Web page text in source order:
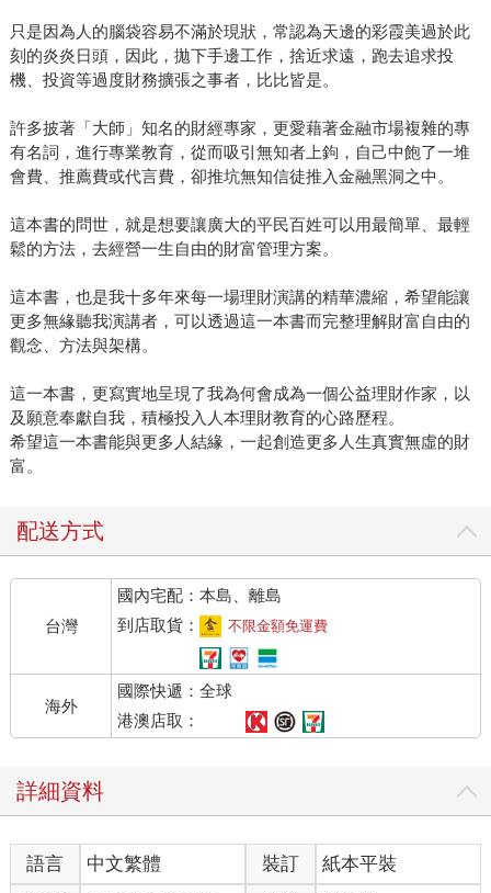
只是因為人的腦袋容易不滿於現狀，常認為天邊的彩霞美過於此
刻的炎炎日頭，因此，拋下手邊工作，捨近求遠，跑去追求投
機、投資等過度財務擴張之事者，比比皆是。
許多披著「大師」知名的財經專家，更愛藉著金融市場複雜的專
有名詞，進行專業教育，從而吸引無知者上鉤，自己中飽了一堆
會費、推薦費或代言費，卻推坑無知信徒推入金融黑洞之中。
這本書的問世，就是想要讓廣大的平民百姓可以用最簡單、最輕
鬆的方法，去經營一生自由的財富管理方案。
這本書，也是我十多年來每一場理財演講的精華濃縮，希望能讓
更多無緣聽我演講者，可以透過這一本書而完整理解財富自由的
觀念、方法與架構。
這一本書，更寫實地呈現了我為何會成為一個公益理財作家，以
及願意奉獻自我，積極投入人本理財教育的心路歷程。
希望這一本書能與更多人結緣，一起創造更多人生真實無虛的財
富。
配送方式
台灣
國內宅配：本島、離島
到店取貨：
不限金額免運費
海外
國際快遞：全球
港澳店取：
詳細資料
語言 中文繁體 裝訂
紙本平裝